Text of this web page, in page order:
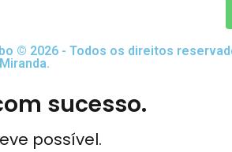
© 2026 - Todos os direitos
sucesso.
possível.